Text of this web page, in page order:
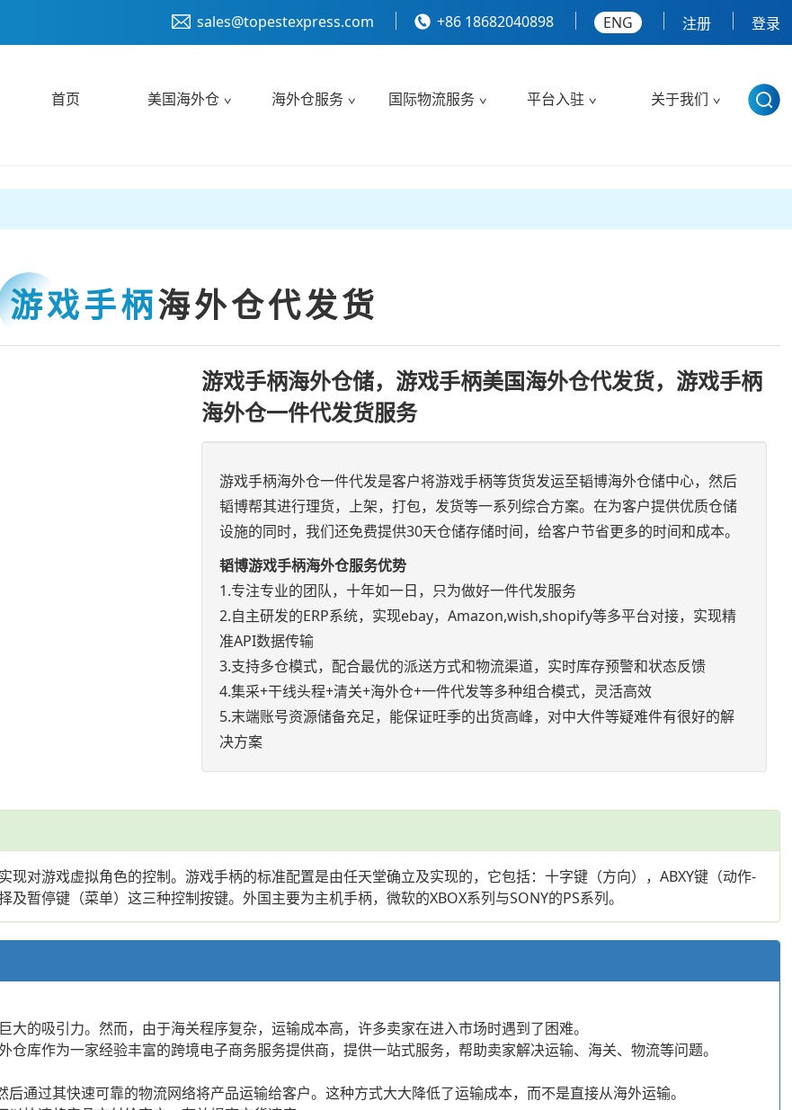
sales@topestexpress.com +86 18682040898 ENG 注册 登录
首页 美国海外仓 海外仓服务 国际物流服务 平台入驻 关于我们
游戏手柄海外仓代发货
游戏手柄海外仓储，游戏手柄美国海外仓代发货，游戏手柄
海外仓一件代发货服务
游戏手柄海外仓一件代发是客户将游戏手柄等货货发运至韬博海外仓储中心，然后
韬博帮其进行理货，上架，打包，发货等一系列综合方案。在为客户提供优质仓储
设施的同时，我们还免费提供30天仓储存储时间，给客户节省更多的时间和成本。
韬博游戏手柄海外仓服务优势
1.专注专业的团队，十年如一日，只为做好一件代发服务
2.自主研发的ERP系统，实现ebay，Amazon,wish,shopify等多平台对接，实现精
准API数据传输
3.支持多仓模式，配合最优的派送方式和物流渠道，实时库存预警和状态反馈
4.集采+干线头程+清关+海外仓+一件代发等多种组合模式，灵活高效
5.末端账号资源储备充足，能保证旺季的出货高峰，对中大件等疑难件有很好的解
决方案
对游戏虚拟角色的控制。游戏手柄的标准配置是由任天堂确立及实现的，它包括：十字键（方向），ABXY键（动作-
暂停键（菜单）这三种控制按键。外国主要为主机手柄，微软的XBOX系列与SONY的PS系列。
的吸引力。然而，由于海关程序复杂，运输成本高，许多卖家在进入市场时遇到了困难。
库作为一家经验丰富的跨境电子商务服务提供商，提供一站式服务，帮助卖家解决运输、海关、物流等问题。
通过其快速可靠的物流网络将产品运输给客户。这种方式大大降低了运输成本，而不是直接从海外运输。